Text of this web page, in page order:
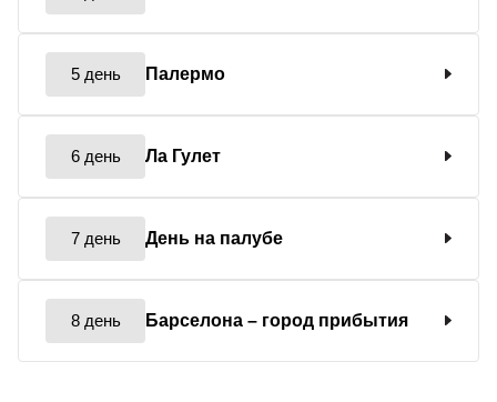
5 день Палермо
6 день Ла Гулет
7 день День на палубе
8 день Барселона – город прибытия